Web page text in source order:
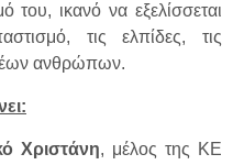
του, ικανό να εξελίσσεται
τις ελπίδες, τις
νέων ανθρώπων.
Χριστάνη, μέλος της ΚΕ